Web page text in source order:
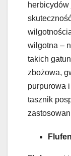
wilgotna –
takich
zbożowa,
purpurowa
tasznik